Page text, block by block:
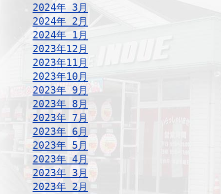
2024年 3月
2024年 2月
2024年 1月
2023年12月
2023年11月
2023年10月
2023年 9月
2023年 8月
2023年 7月
2023年 6月
2023年 5月
2023年 4月
2023年 3月
2023年 2月